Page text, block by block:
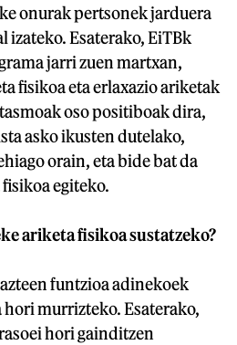
onurak pertsonek jarduera
izateko. Esaterako, EiTBk
jarri zuen martxan,
fisikoa eta erlaxazio ariketak
oso positiboak dira,
asko ikusten dutelako,
orain, eta bide bat da
egiteko.
ariketa fisikoa sustatzeko?
funtzioa adinekoek
murrizteko. Esaterako,
hori gainditzen